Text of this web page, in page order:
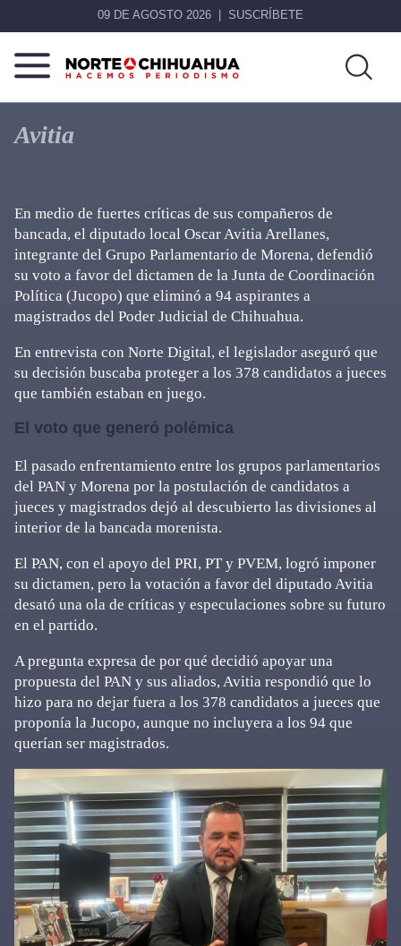
09 DE AGOSTO 2026 SUSCRÍBETE
Norte
Chihuahua
Más
que
noticias,
Avitia
En medio de fuertes críticas de sus compañeros de
bancada, el diputado local Oscar Avitia Arellanes,
integrante del Grupo Parlamentario de Morena, defendió
su voto a favor del dictamen de la Junta de Coordinación
Política (Jucopo) que eliminó a 94 aspirantes a
magistrados del Poder Judicial de Chihuahua.
En entrevista con Norte Digital, el legislador aseguró que
su decisión buscaba proteger a los 378 candidatos a jueces
que también estaban en juego.
El voto que generó polémica
El pasado enfrentamiento entre los grupos parlamentarios
del PAN y Morena por la postulación de candidatos a
jueces y magistrados dejó al descubierto las divisiones al
interior de la bancada morenista.
El PAN, con el apoyo del PRI, PT y PVEM, logró imponer
su dictamen, pero la votación a favor del diputado Avitia
desató una ola de críticas y especulaciones sobre su futuro
en el partido.
A pregunta expresa de por qué decidió apoyar una
propuesta del PAN y sus aliados, Avitia respondió que lo
hizo para no dejar fuera a los 378 candidatos a jueces que
proponía la Jucopo, aunque no incluyera a los 94 que
querían ser magistrados.